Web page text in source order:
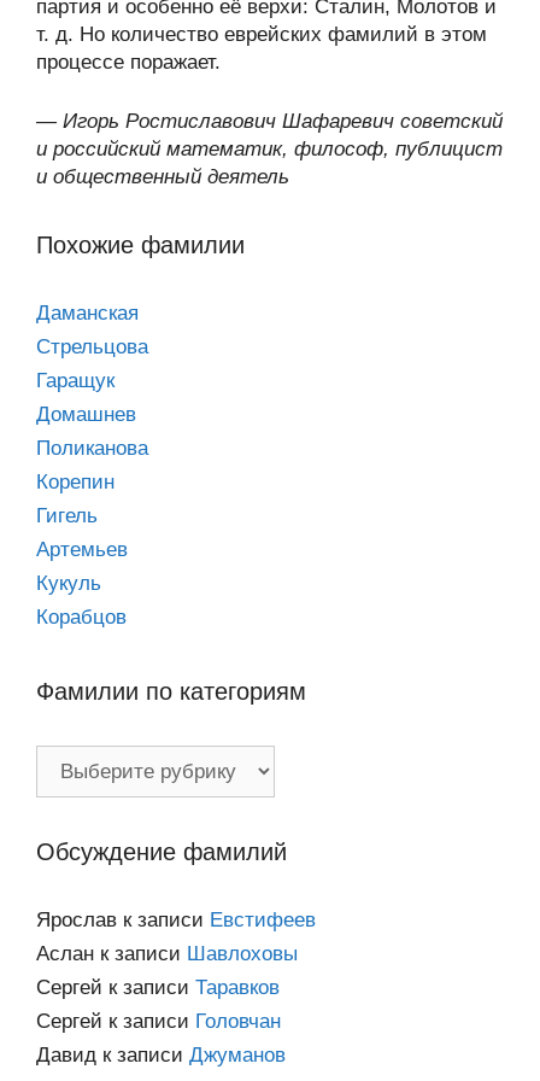
партия и особенно её верхи: Сталин, Молотов и
т. д. Но количество еврейских фамилий в этом
процессе поражает.
— Игорь Ростиславович Шафаревич советский
и российский математик, философ, публицист
и общественный деятель
Похожие фамилии
Даманская
Стрельцова
Гаращук
Домашнев
Поликанова
Корепин
Гигель
Артемьев
Кукуль
Корабцов
Фамилии по категориям
Обсуждение фамилий
Ярослав к записи Евстифеев
Аслан к записи Шавлоховы
Сергей к записи Таравков
Сергей к записи Головчан
Давид к записи Джуманов